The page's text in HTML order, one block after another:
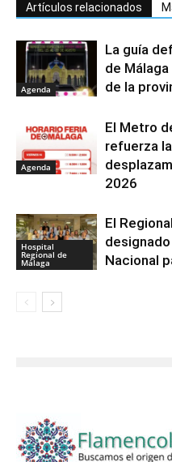
Artículos relacionados
Agenda
La guía
de
de la
Agenda
El Metro
refuerza
2026
Hospital
Regional de
Málaga
El
Nacional